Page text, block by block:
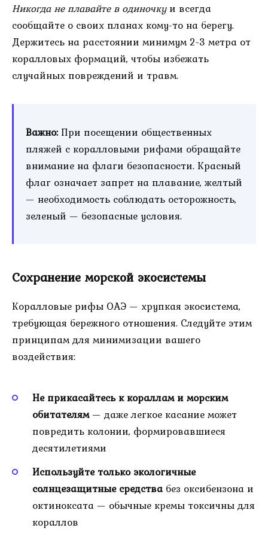
Никогда не плавайте в одиночкуи всегда
сообщайте о своих планах кому-то на берегу.
Держитесь на расстоянии минимум 2-3 метра от
коралловых формаций, чтобы избежать
случайных повреждений и травм.
Важно: При посещении общественных
пляжей с коралловыми рифами обращайте
внимание на флаги безопасности. Красный
флаг означает запрет на плавание, желтый
— необходимость соблюдать осторожность,
зеленый — безопасные условия.
Сохранение морской экосистемы
Коралловые рифы ОАЭ — хрупкая экосистема,
требующая бережного отношения. Следуйте этим
принципам для минимизации вашего
воздействия:
Не прикасайтесь к кораллам и морским
обитателям— даже легкое касание может
повредить колонии, формировавшиеся
десятилетиями
Используйте только экологичные
солнцезащитные средствабез оксибензона и
октиноксата — обычные кремы токсичны для
кораллов